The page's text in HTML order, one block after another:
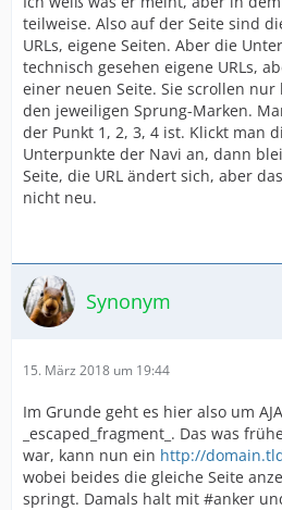
teilweise. Also auf der Seite sind
URLs, eigene Seiten. Aber die
technisch gesehen eigene URLs,
einer neuen Seite. Sie scrollen
den jeweiligen Sprung-Marken.
der Punkt 1, 2, 3, 4 ist. Klickt man
Unterpunkte der Navi an, dann
Seite, die URL ändert sich, aber
nicht neu.
Synonym
15. März 2018 um 19:44
Im Grunde geht es hier also um
_escaped_fragment_. Das was
war, kann nun ein http://
wobei beides die gleiche Seite
springt. Damals halt mit #anker